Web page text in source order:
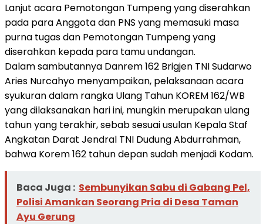
Lanjut acara Pemotongan Tumpeng yang diserahkan
pada para Anggota dan PNS yang memasuki masa
purna tugas dan Pemotongan Tumpeng yang
diserahkan kepada para tamu undangan.
Dalam sambutannya Danrem 162 Brigjen TNI Sudarwo
Aries Nurcahyo menyampaikan, pelaksanaan acara
syukuran dalam rangka Ulang Tahun KOREM 162/WB
yang dilaksanakan hari ini, mungkin merupakan ulang
tahun yang terakhir, sebab sesuai usulan Kepala Staf
Angkatan Darat Jendral TNI Dudung Abdurrahman,
bahwa Korem 162 tahun depan sudah menjadi Kodam.
Baca Juga : Sembunyikan Sabu di Gabang Pel,
Polisi Amankan Seorang Pria di Desa Taman
Ayu Gerung